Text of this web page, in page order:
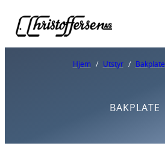
Hjem / Utstyr / Bakplate
BAKPLATE